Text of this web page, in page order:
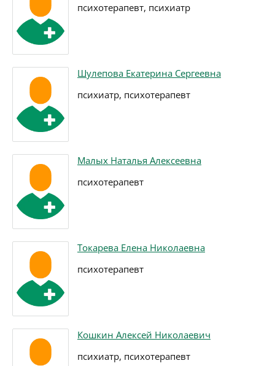
психотерапевт, психиатр
Шулепова Екатерина Сергеевна
психиатр, психотерапевт
Малых Наталья Алексеевна
психотерапевт
Токарева Елена Николаевна
психотерапевт
Кошкин Алексей Николаевич
психиатр, психотерапевт